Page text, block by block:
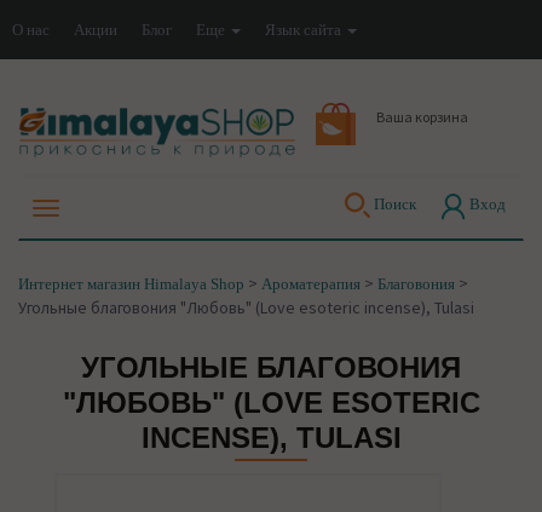
О нас Акции Блог Еще Язык сайта
Ваша корзина
Поиск Вход
Интернет магазин Himalaya Shop > Ароматерапия > Благовония >
Угольные благовония "Любовь" (Love esoteric incense), Tulasi
УГОЛЬНЫЕ БЛАГОВОНИЯ
"ЛЮБОВЬ" (LOVE ESOTERIC
INCENSE), TULASI